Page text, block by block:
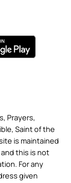
Prayers,
Saint of the
is maintained
this is not
For any
given